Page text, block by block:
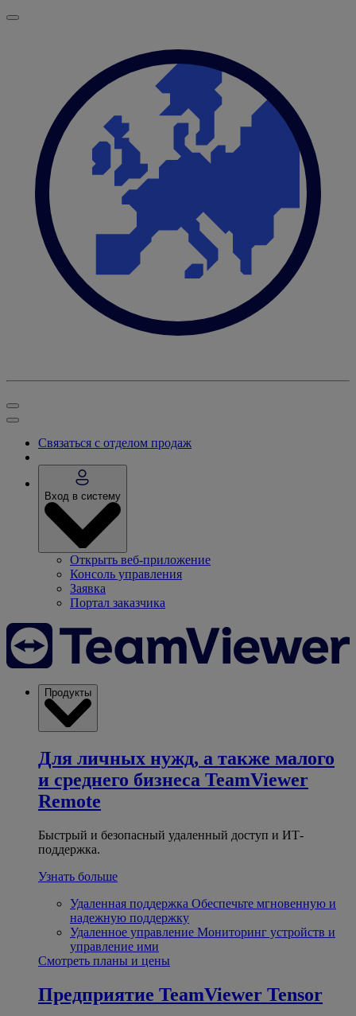
Связаться с отделом продаж
Вход в систему
Открыть веб-приложение
Консоль управления
Заявка
Портал заказчика
Продукты
Для личных нужд, а также малого
и среднего бизнеса TeamViewer
Remote
Быстрый и безопасный удаленный доступ и ИТ-
поддержка.
Узнать больше
Удаленная поддержка Обеспечьте мгновенную и
надежную поддержку
Удаленное управление Мониторинг устройств и
управление ими
Смотреть планы и цены
Предприятие TeamViewer Tensor